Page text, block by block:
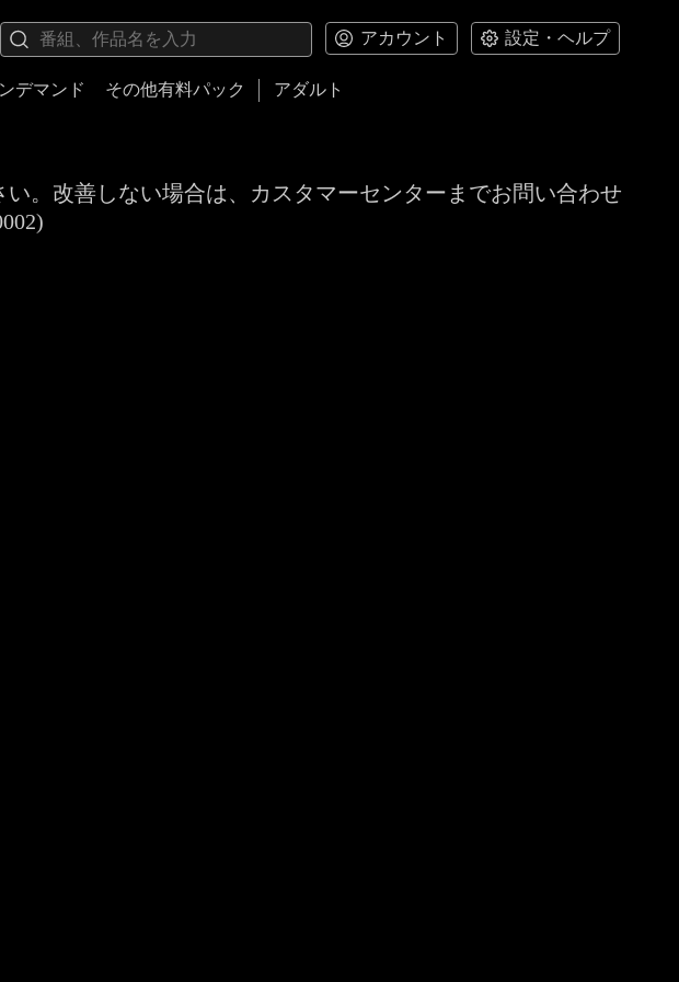
アカウント 設定・ヘルプ
デマンド その他有料パック アダルト
。改善しない場合は、カスタマーセンターまでお問い合わせ